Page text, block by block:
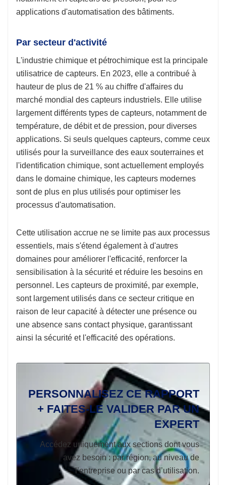
applications d'automatisation des bâtiments.
Par secteur d'activité
L'industrie chimique et pétrochimique est la principale
utilisatrice de capteurs. En 2023, elle a contribué à
hauteur de plus de 21 % au chiffre d'affaires du
marché mondial des capteurs industriels. Elle utilise
largement différents types de capteurs, notamment de
température, de débit et de pression, pour diverses
applications. Si seuls quelques capteurs, comme ceux
utilisés pour la surveillance des eaux souterraines et
l'identification chimique, sont actuellement employés
dans le domaine chimique, les capteurs modernes
sont de plus en plus utilisés pour optimiser les
processus d'automatisation.
Cette utilisation accrue ne se limite pas aux processus
essentiels, mais s'étend également à d'autres
domaines pour améliorer l'efficacité, renforcer la
sensibilisation à la sécurité et réduire les besoins en
personnel. Les capteurs de proximité, par exemple,
sont largement utilisés dans ce secteur critique en
raison de leur capacité à détecter une présence ou
une absence sans contact physique, garantissant
ainsi la sécurité et l'efficacité des opérations.
PERSONNALISEZ CE RAPPORT
+ FAITES-LE VALIDER PAR UN
EXPERT
Accédez uniquement aux sections dont vous
avez besoin : par région, au niveau de
l’entreprise ou par cas d’utilisation.